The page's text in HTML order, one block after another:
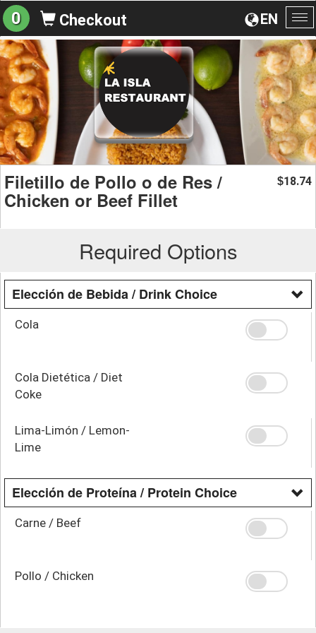
EN
0 Checkout
Filetillo de Pollo o de Res /
Chicken or Beef Fillet
$18.74
Required Options
Elección de Bebida / Drink Choice
Cola
Cola Dietética / Diet
Coke
Lima-Limón / Lemon-
Lime
Elección de Proteína / Protein Choice
Carne / Beef
Pollo / Chicken